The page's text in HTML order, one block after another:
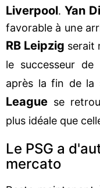
Liverpool. Yan
favorable à une
RB Leipzig serait
le successeur de
après la fin de la
League se
plus idéale que
Le PSG a
mercato